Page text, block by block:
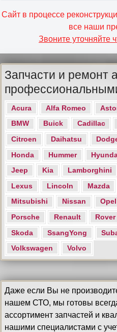
Сайт в процессе
все наши
Звоните уточняйте
Запчасти и ремонт
Acura Alfa Romeo
BMW
Buick Cadillac
Citroen
Daihatsu
Honda
Hummer
Jeep
Kia Lamborghini
Lexus
Lincoln Mazda
Mitsubishi
Nissan Opel
Porsche
Renault Rover
Skoda
SsangYong
Volkswagen
Volvo
Даже если Вы не
нашем СТО, мы готовы
ассортимент запчастей и
нашими специалистами с